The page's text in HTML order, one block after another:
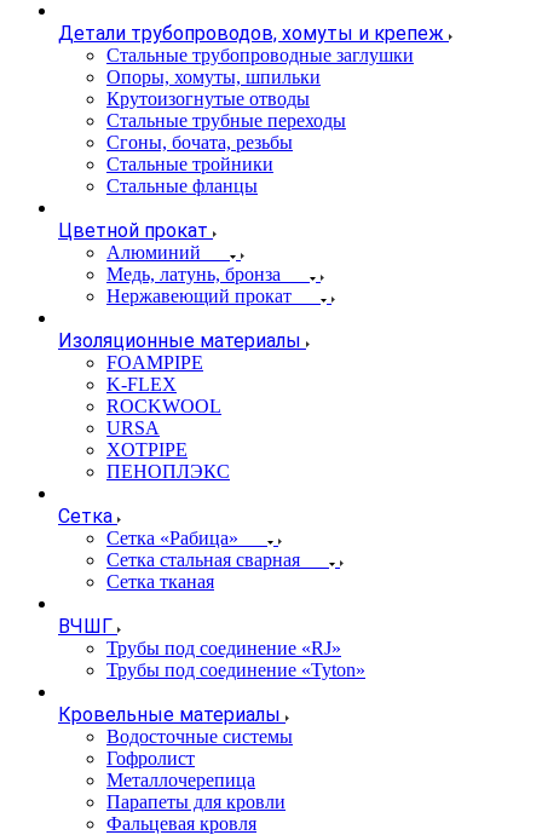
Детали трубопроводов, хомуты и крепеж
Стальные трубопроводные заглушки
Опоры, хомуты, шпильки
Крутоизогнутые отводы
Стальные трубные переходы
Сгоны, бочата, резьбы
Стальные тройники
Стальные фланцы
Цветной прокат
Алюминий
Медь, латунь, бронза
Нержавеющий прокат
Изоляционные материалы
FOAMPIPE
K-FLEX
ROCKWOOL
URSA
XOTPIPE
ПЕНОПЛЭКС
Сетка
Сетка «Рабица»
Сетка стальная сварная
Сетка тканая
ВЧШГ
Трубы под соединение «RJ»
Трубы под соединение «Tyton»
Кровельные материалы
Водосточные системы
Гофролист
Металлочерепица
Парапеты для кровли
Фальцевая кровля